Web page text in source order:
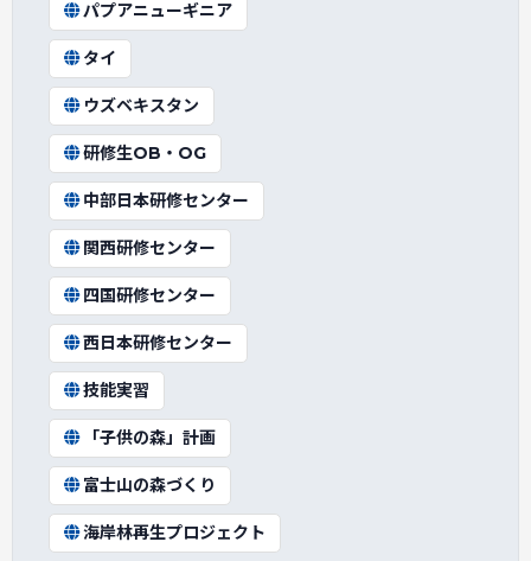
パプアニューギニア
タイ
ウズベキスタン
研修生OB・OG
中部日本研修センター
関西研修センター
四国研修センター
西日本研修センター
技能実習
「子供の森」計画
富士山の森づくり
海岸林再生プロジェクト